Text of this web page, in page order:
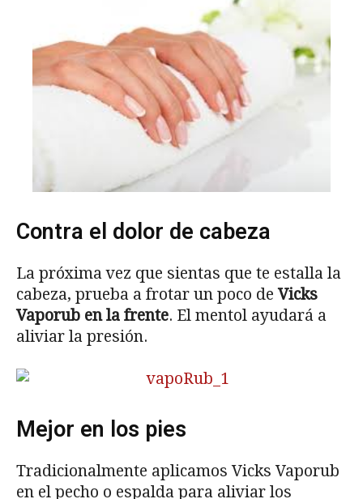
Contra el dolor de cabeza
La próxima vez que sientas que te estalla la
cabeza, prueba a frotar un poco deVicks
Vaporub en la frente. El mentol ayudará a
aliviar la presión.
Mejor en los pies
Tradicionalmente aplicamos Vicks Vaporub
en el pecho o espalda para aliviar los